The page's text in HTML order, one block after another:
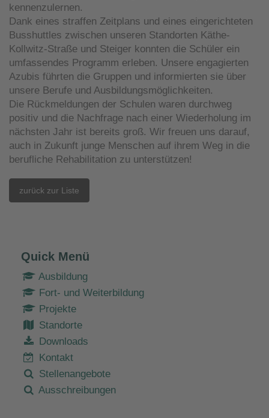
kennenzulernen.
Dank eines straffen Zeitplans und eines eingerichteten
Busshuttles zwischen unseren Standorten Käthe-
Kollwitz-Straße und Steiger konnten die Schüler ein
umfassendes Programm erleben. Unsere engagierten
Azubis führten die Gruppen und informierten sie über
unsere Berufe und Ausbildungsmöglichkeiten.
Die Rückmeldungen der Schulen waren durchweg
positiv und die Nachfrage nach einer Wiederholung im
nächsten Jahr ist bereits groß. Wir freuen uns darauf,
auch in Zukunft junge Menschen auf ihrem Weg in die
berufliche Rehabilitation zu unterstützen!
zurück zur Liste
Quick Menü
Ausbildung
Fort- und Weiterbildung
Projekte
Standorte
Downloads
Kontakt
Stellenangebote
Ausschreibungen